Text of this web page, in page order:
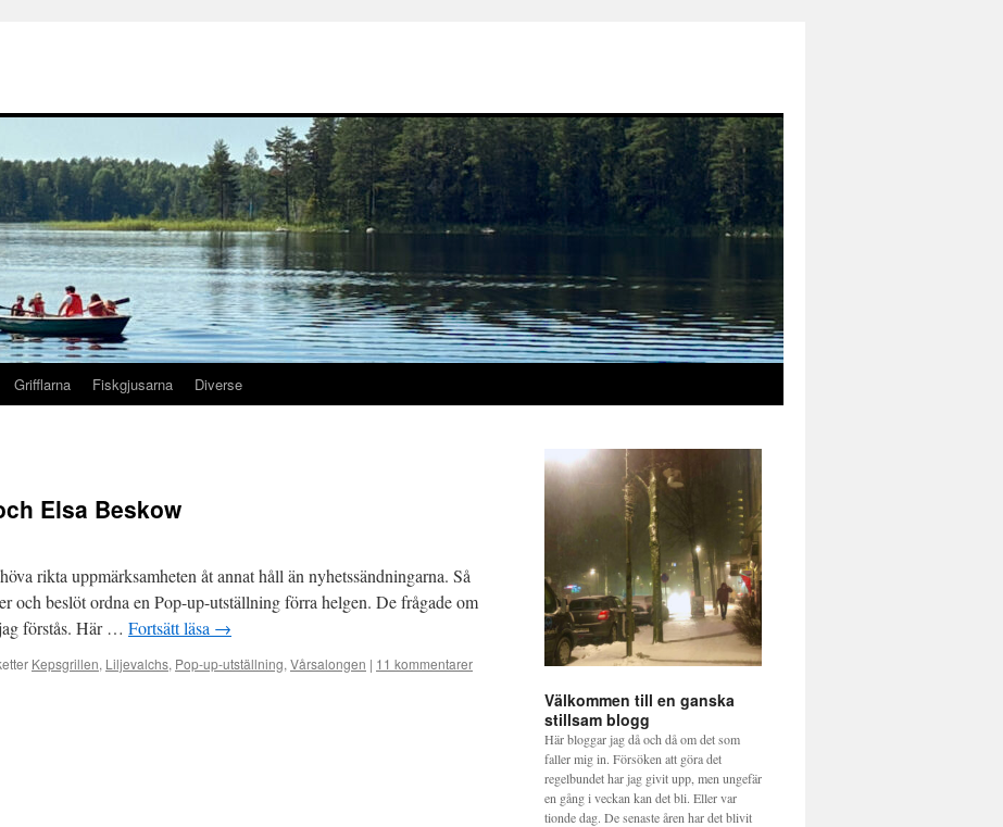
Grifflarna Fiskgjusarna Diverse
Elsa Beskow
rikta uppmärksamheten åt annat håll än nyhetssändningarna. Så
och beslöt ordna en Pop-up-utställning förra helgen. De frågade om
förstås. Här … Fortsätt läsa →
Kepsgrillen, Liljevalchs, Pop-up-utställning, Vårsalongen | 11 kommentarer
Välkommen till en ganska
stillsam blogg
Här bloggar jag då och då om det som
faller mig in. Försöken att göra det
regelbundet har jag givit upp, men ungefär
en gång i veckan kan det bli. Eller var
tionde dag. De senaste åren har det blivit